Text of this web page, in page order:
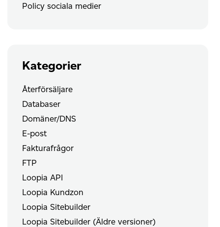
Policy sociala medier
Kategorier
Återförsäljare
Databaser
Domäner/DNS
E-post
Fakturafrågor
FTP
Loopia API
Loopia Kundzon
Loopia Sitebuilder
Loopia Sitebuilder (Äldre versioner)